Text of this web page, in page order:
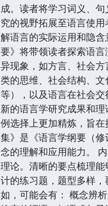
成。读者将学习词义、
究的视野拓展至语言使
解语言的实际运用和隐
要》将带领读者探索语
异现象，如方言、社会
类的思维、社会结构、
等），以及语言在社会
新的语言学研究成果和
例选择上更加精炼，旨
集》是《语言学纲要（
念的理解和应用能力。
理论。清晰的要点梳理
计的练习题，题型多样
如，可能会有： 概念辨